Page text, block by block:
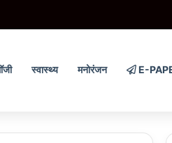
कार्रवाई के 200 दिन पूरे किए
स्वास्थ्य मनोरंजन E-